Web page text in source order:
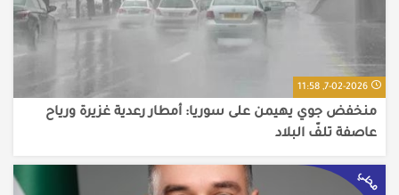
7-02-2026, 11:58
منخفض جوي يهيمن على سوريا: أمطار رعدية غزيرة ورياح
عاصفة تلفّ البلاد
محلي